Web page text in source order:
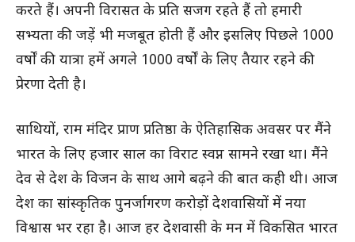
करते हैं। अपनी विरासत के प्रति सजग रहते हैं तो हमारी
सभ्यता की जड़ें भी मजबूत होती हैं और इसलिए पिछले 1000
वर्षों की यात्रा हमें अगले 1000 वर्षों के लिए तैयार रहने की
प्रेरणा देती है।
साथियों, राम मंदिर प्राण प्रतिष्ठा के ऐतिहासिक अवसर पर मैंने
भारत के लिए हजार साल का विराट स्वप्न सामने रखा था। मैंने
देव से देश के विजन के साथ आगे बढ़ने की बात कही थी। आज
देश का सांस्कृतिक पुनर्जागरण करोड़ों देशवासियों में नया
विश्वास भर रहा है। आज हर देशवासी के मन में विकसित भारत